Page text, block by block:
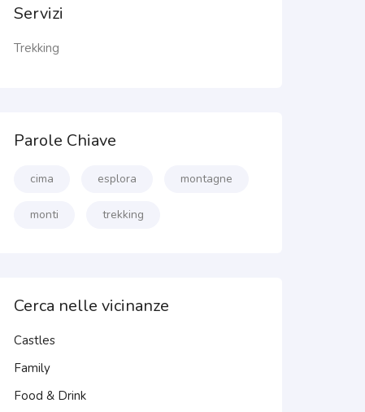
Servizi
Trekking
Parole Chiave
cima esplora montagne
monti trekking
Cerca nelle vicinanze
Castles
Family
Food & Drink